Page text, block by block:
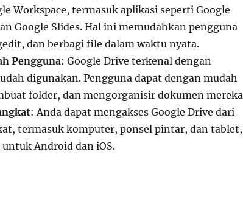
Workspace, termasuk aplikasi seperti Google
Google Slides. Hal ini memudahkan pengguna
dan berbagi file dalam waktu nyata.
Pengguna: Google Drive terkenal dengan
digunakan. Pengguna dapat dengan mudah
folder, dan mengorganisir dokumen
: Anda dapat mengakses Google Drive dari
termasuk komputer, ponsel pintar, dan tablet,
Android dan iOS.